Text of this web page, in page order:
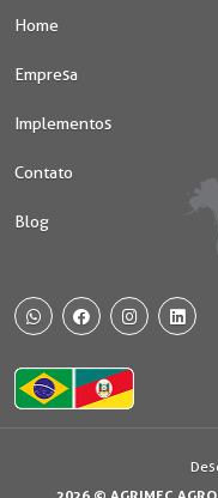
Home
Empresa
Implementos
Contato
Blog
WhatsAppFacebookInstagram